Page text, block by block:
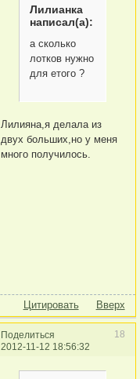
Лилианка
написал(а):
а сколько
лотков нужно
для етого ?
Лилияна,я делала из
двух больших,но у меня
много получилось.
Цитировать Вверх
Поделиться
18
2012-11-12 18:56:32